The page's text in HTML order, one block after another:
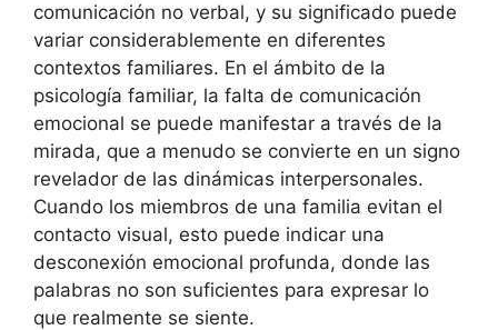
comunicación no verbal, y su significado puede
variar considerablemente en diferentes
contextos familiares. En el ámbito de la
psicología familiar, la falta de comunicación
emocional se puede manifestar a través de la
mirada, que a menudo se convierte en un signo
revelador de las dinámicas interpersonales.
Cuando los miembros de una familia evitan el
contacto visual, esto puede indicar una
desconexión emocional profunda, donde las
palabras no son suficientes para expresar lo
que realmente se siente.